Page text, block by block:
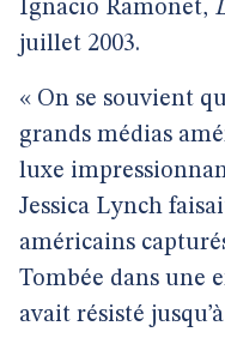
Ignacio Ramonet,
juillet 2003.
« On se souvient
grands médias
luxe
Jessica Lynch
américains
Tombée dans une
avait résisté